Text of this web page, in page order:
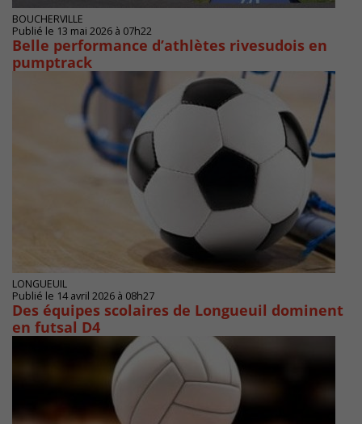
BOUCHERVILLE
Publié le 13 mai 2026 à 07h22
Belle performance d’athlètes rivesudois en
pumptrack
LONGUEUIL
Publié le 14 avril 2026 à 08h27
Des équipes scolaires de Longueuil dominent
en futsal D4